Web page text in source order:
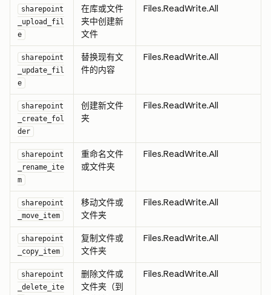
sharepoint
_upload_fil
e
在库或文件
夹中创建新
文件
Files.ReadWrite.All
sharepoint
_update_fil
e
替换现有文
件的内容
Files.ReadWrite.All
sharepoint
_create_fol
der
创建新文件
夹
Files.ReadWrite.All
sharepoint
_rename_ite
m
重命名文件
或文件夹
Files.ReadWrite.All
sharepoint
_move_item
移动文件或
文件夹
Files.ReadWrite.All
sharepoint
_copy_item
复制文件或
文件夹
Files.ReadWrite.All
sharepoint
_delete_ite
删除文件或
文件夹（到
Files.ReadWrite.All